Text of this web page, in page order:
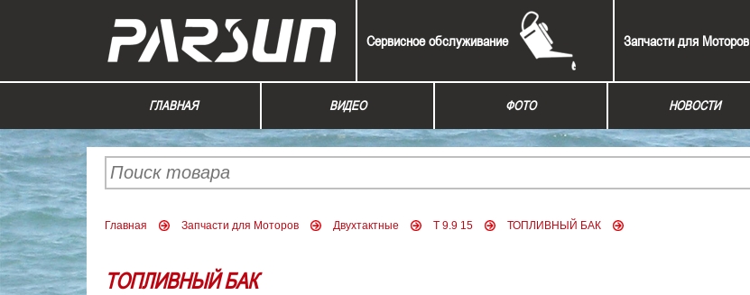
Сервисное обслуживание Запчасти для Моторов
ГЛАВНАЯ ВИДЕО ФОТО НОВОСТИ
Главная Запчасти для Моторов Двухтактные T 9.9 15 ТОПЛИВНЫЙ БАК
ТОПЛИВНЫЙ БАК